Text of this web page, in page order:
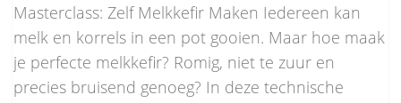
Masterclass: Zelf Melkkefir Maken Iedereen kan
melk en korrels in een pot gooien. Maar hoe maak
je perfecte melkkefir? Romig, niet te zuur en
precies bruisend genoeg? In deze technische